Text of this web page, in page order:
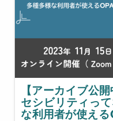
【アーカイブ公
セシビリティっ
な利用者が使える